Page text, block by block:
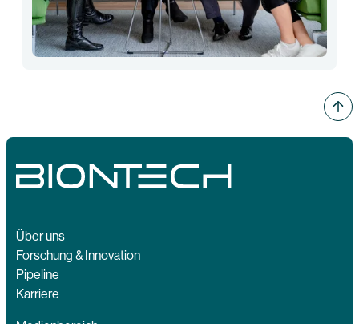
Über uns
Forschung & Innovation
Pipeline
Karriere